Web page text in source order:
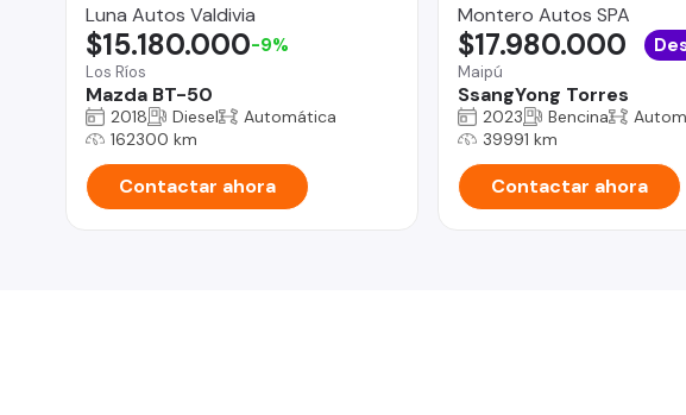
Luna Autos Valdivia
Los Ríos
Mazda BT-50
$15.180.000-9%
2018 Diesel
Automática
162300 km
Contactar ahora
Montero Autos SPA
Maipú
SsangYong Torres
$17.980.000
2023 Bencina
39991 km
Contactar ahora